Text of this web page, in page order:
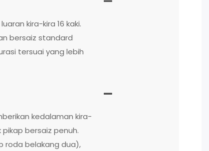
kira-kira 16 kaki.
bersaiz standard
tersuai yang lebih
kedalaman kira-
bersaiz penuh.
roda belakang dua),